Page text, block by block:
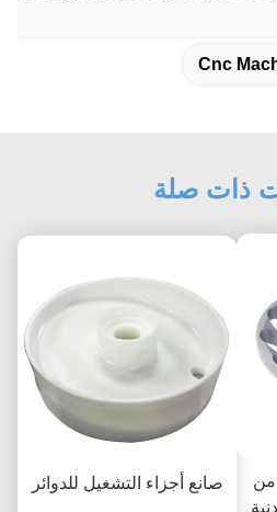
Cnc
ذات صلة
صانع أجزاء التشغيل للدوائر